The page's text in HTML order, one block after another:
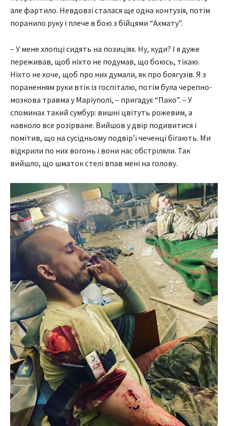
але фартило. Невдовзі сталася ще одна контузія, потім
поранило руку і плече в бою з бійцями “Ахмату”.
– У мене хлопці сидять на позиціях. Ну, куди? І я дуже
переживав, щоб ніхто не подумав, що боюсь, тікаю.
Ніхто не хоче, щоб про них думали, як про боягузів. Я з
пораненням руки втік із госпіталю, потім була черепно-
мозкова травма у Маріуполі, – пригадує “Пако”. – У
споминах такий сумбур: вишні цвітуть рожевим, а
навколо все розірване. Вийшов у двір подивитися і
помітив, що на сусідньому подвір’ї чеченці бігають. Ми
відкрили по них вогонь і вони нас обстріляли. Так
вийшло, що шматок стелі впав мені на голову.